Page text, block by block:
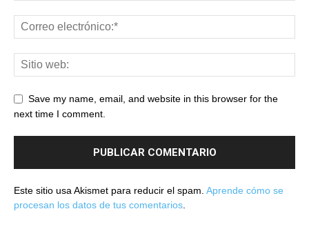
Save my name, email, and website in this browser for the
next time I comment.
Este sitio usa Akismet para reducir el spam. Aprende cómo se
procesan los datos de tus comentarios